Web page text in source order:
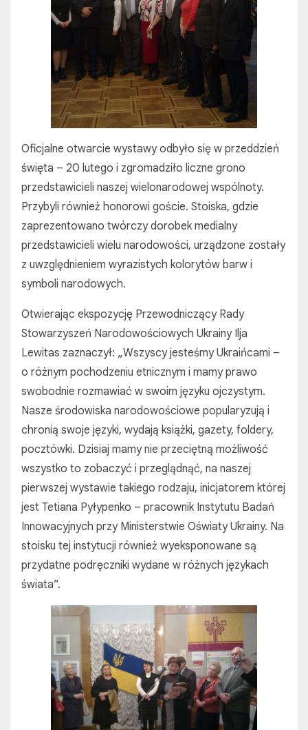
Oficjalne otwarcie wystawy odbyło się w przeddzień
święta – 20 lutego i zgromadziło liczne grono
przedstawicieli naszej wielonarodowej wspólnoty.
Przybyli również honorowi goście. Stoiska, gdzie
zaprezentowano twórczy dorobek medialny
przedstawicieli wielu narodowości, urządzone zostały
z uwzględnieniem wyrazistych kolorytów barw i
symboli narodowych.
Otwierając ekspozycję Przewodniczący Rady
Stowarzyszeń Narodowościowych Ukrainy Ilja
Lewitas zaznaczył: „Wszyscy jesteśmy Ukraińcami –
o różnym pochodzeniu etnicznym i mamy prawo
swobodnie rozmawiać w swoim języku ojczystym.
Nasze środowiska narodowościowe popularyzują i
chronią swoje języki, wydają książki, gazety, foldery,
pocztówki. Dzisiaj mamy nie przeciętną możliwość
wszystko to zobaczyć i przeglądnąć, na naszej
pierwszej wystawie takiego rodzaju, inicjatorem której
jest Tetiana Pyłypenko – pracownik Instytutu Badań
Innowacyjnych przy Ministerstwie Oświaty Ukrainy. Na
stoisku tej instytucji również wyeksponowane są
przydatne podręczniki wydane w różnych językach
świata”.